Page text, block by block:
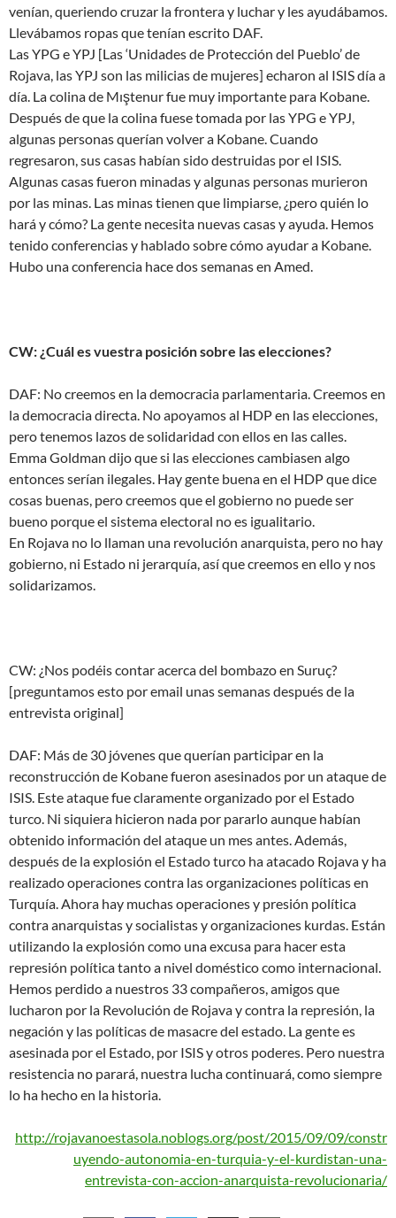
venían, queriendo cruzar la frontera y luchar y les ayudábamos.
Llevábamos ropas que tenían escrito DAF.
Las YPG e YPJ [Las ‘Unidades de Protección del Pueblo’ de
Rojava, las YPJ son las milicias de mujeres] echaron al ISIS día a
día. La colina de Mıştenur fue muy importante para Kobane.
Después de que la colina fuese tomada por las YPG e YPJ,
algunas personas querían volver a Kobane. Cuando
regresaron, sus casas habían sido destruidas por el ISIS.
Algunas casas fueron minadas y algunas personas murieron
por las minas. Las minas tienen que limpiarse, ¿pero quién lo
hará y cómo? La gente necesita nuevas casas y ayuda. Hemos
tenido conferencias y hablado sobre cómo ayudar a Kobane.
Hubo una conferencia hace dos semanas en Amed.
CW: ¿Cuál es vuestra posición sobre las elecciones?
DAF: No creemos en la democracia parlamentaria. Creemos en
la democracia directa. No apoyamos al HDP en las elecciones,
pero tenemos lazos de solidaridad con ellos en las calles.
Emma Goldman dijo que si las elecciones cambiasen algo
entonces serían ilegales. Hay gente buena en el HDP que dice
cosas buenas, pero creemos que el gobierno no puede ser
bueno porque el sistema electoral no es igualitario.
En Rojava no lo llaman una revolución anarquista, pero no hay
gobierno, ni Estado ni jerarquía, así que creemos en ello y nos
solidarizamos.
CW: ¿Nos podéis contar acerca del bombazo en Suruç?
[preguntamos esto por email unas semanas después de la
entrevista original]
DAF: Más de 30 jóvenes que querían participar en la
reconstrucción de Kobane fueron asesinados por un ataque de
ISIS. Este ataque fue claramente organizado por el Estado
turco. Ni siquiera hicieron nada por pararlo aunque habían
obtenido información del ataque un mes antes. Además,
después de la explosión el Estado turco ha atacado Rojava y ha
realizado operaciones contra las organizaciones políticas en
Turquía. Ahora hay muchas operaciones y presión política
contra anarquistas y socialistas y organizaciones kurdas. Están
utilizando la explosión como una excusa para hacer esta
represión política tanto a nivel doméstico como internacional.
Hemos perdido a nuestros 33 compañeros, amigos que
lucharon por la Revolución de Rojava y contra la represión, la
negación y las políticas de masacre del estado. La gente es
asesinada por el Estado, por ISIS y otros poderes. Pero nuestra
resistencia no parará, nuestra lucha continuará, como siempre
lo ha hecho en la historia.
http://rojavanoestasola.noblogs.org/post/2015/09/09/constr
uyendo-autonomia-en-turquia-y-el-kurdistan-una-
entrevista-con-accion-anarquista-revolucionaria/